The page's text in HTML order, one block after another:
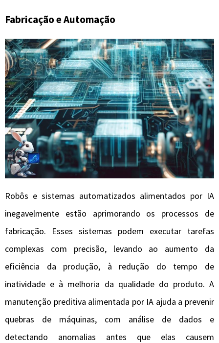
Fabricação e Automação
Robôs e sistemas automatizados alimentados por IA
inegavelmente estão aprimorando os processos de
fabricação. Esses sistemas podem executar tarefas
complexas com precisão, levando ao aumento da
eficiência da produção, à redução do tempo de
inatividade e à melhoria da qualidade do produto. A
manutenção preditiva alimentada por IA ajuda a prevenir
quebras de máquinas, com análise de dados e
detectando anomalias antes que elas causem